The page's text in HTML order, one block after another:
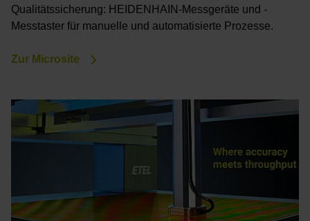
Qualitätssicherung: HEIDENHAIN-Messgeräte und -
Messtaster für manuelle und automatisierte Prozesse.
Zur Microsite